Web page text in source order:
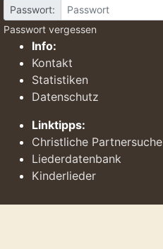
Passwort:
Passwort vergessen
Info:
Kontakt
Statistiken
Datenschutz
Linktipps:
Christliche Partnersuche
Liederdatenbank
Kinderlieder